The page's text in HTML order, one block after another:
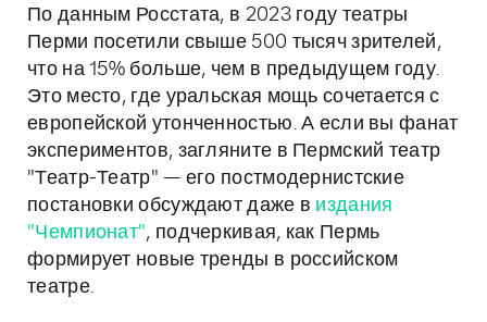
По данным Росстата, в 2023 году театры
Перми посетили свыше 500 тысяч зрителей,
что на 15% больше, чем в предыдущем году.
Это место, где уральская мощь сочетается с
европейской утонченностью. А если вы фанат
экспериментов, загляните в Пермский театр
"Театр-Театр" — его постмодернистские
постановки обсуждают даже в издания
"Чемпионат", подчеркивая, как Пермь
формирует новые тренды в российском
театре.